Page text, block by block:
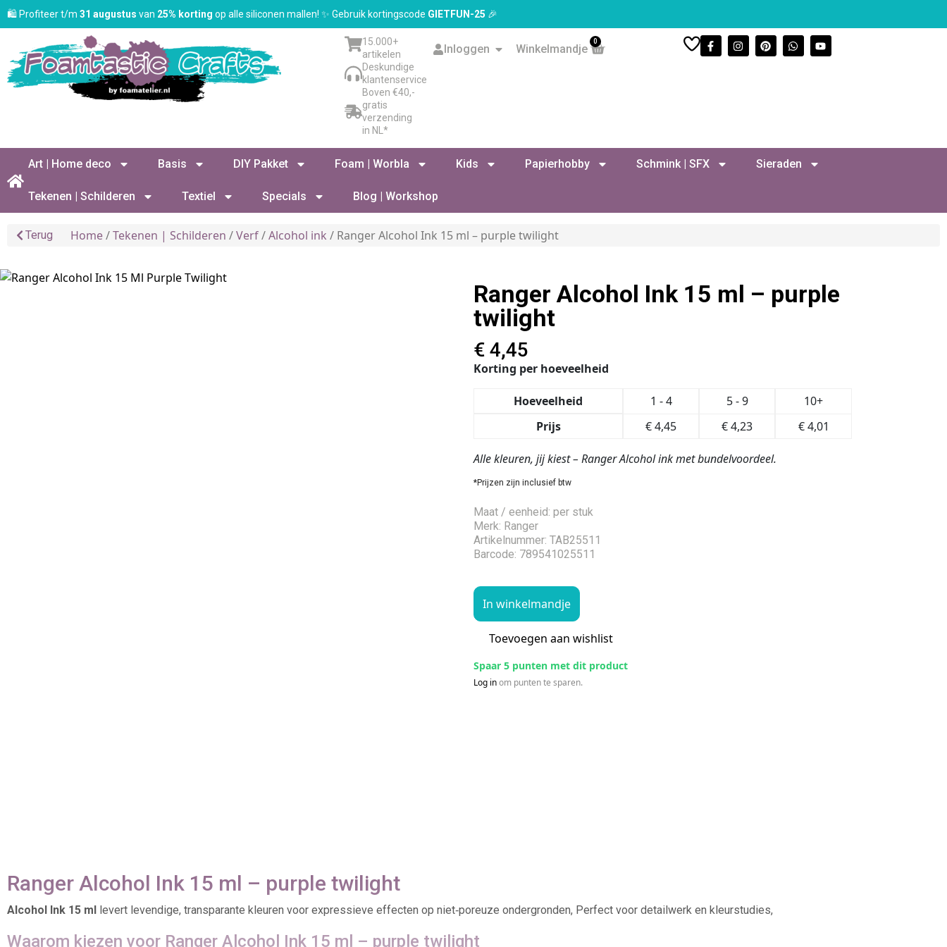
🛍️ Profiteer t/m 31 augustus van 25% korting op alle siliconen mallen! ✨ Gebruik kortingscode GIETFUN-25 🎉
15.000+
artikelen
Deskundige
klantenservice
Boven €40,-
gratis
verzending
in NL*
Inloggen Winkelmandje
0
Art | Home deco Basis DIY Pakket Foam | Worbla Kids Papierhobby Schmink | SFX Sieraden
Tekenen | Schilderen Textiel Specials Blog | Workshop
Terug Home/Tekenen | Schilderen /Verf/Alcohol ink / Ranger Alcohol Ink 15 ml – purple twilight
Ranger Alcohol Ink 15 ml – purple
twilight
€ 4,45
Korting per hoeveelheid
Hoeveelheid 1 - 4 5 - 9
10+
Prijs
€4,45 €4,23 €4,01
Alle kleuren, jij kiest – Ranger Alcohol ink met bundelvoordeel.
*Prijzen zijn inclusief btw
Maat / eenheid: per stuk
Merk: Ranger
Artikelnummer: TAB25511
Barcode: 789541025511
In winkelmandje
Toevoegen aan wishlist
Spaar 5 punten met dit product
Log inom punten te sparen.
Ranger Alcohol Ink 15 ml – purple twilight
Alcohol Ink 15 ml levert levendige, transparante kleuren voor expressieve effecten op niet‑poreuze ondergronden, Perfect voor detailwerk en kleurstudies,
Waarom kiezen voor Ranger Alcohol Ink 15 ml – purple twilight